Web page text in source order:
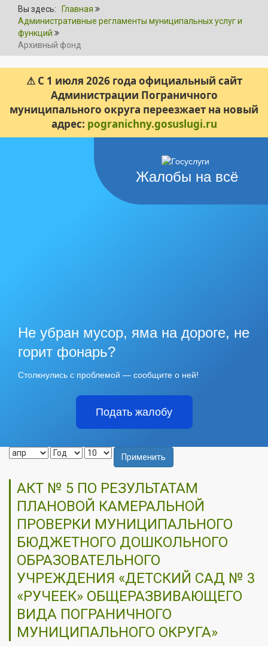
Вы здесь:
Главная
Административные регламенты муниципальных услуг и
функций
Архивный фонд
⚠ С 1 июля 2026 года официальный сайт
Администрации Пограничного
муниципального округа переезжает на новый
адрес: pogranichny.gosuslugi.ru
Жалобы на всё
Не убран мусор, яма на дороге, не
горит фонарь?
Столкнулись с проблемой — сообщите о ней!
Подать жалобу
Применить
АКТ № 5 ПО РЕЗУЛЬТАТАМ
ПЛАНОВОЙ КАМЕРАЛЬНОЙ
ПРОВЕРКИ МУНИЦИПАЛЬНОГО
БЮДЖЕТНОГО ДОШКОЛЬНОГО
ОБРАЗОВАТЕЛЬНОГО
УЧРЕЖДЕНИЯ «ДЕТСКИЙ САД № 3
«РУЧЕЕК» ОБЩЕРАЗВИВАЮЩЕГО
ВИДА ПОГРАНИЧНОГО
МУНИЦИПАЛЬНОГО ОКРУГА»